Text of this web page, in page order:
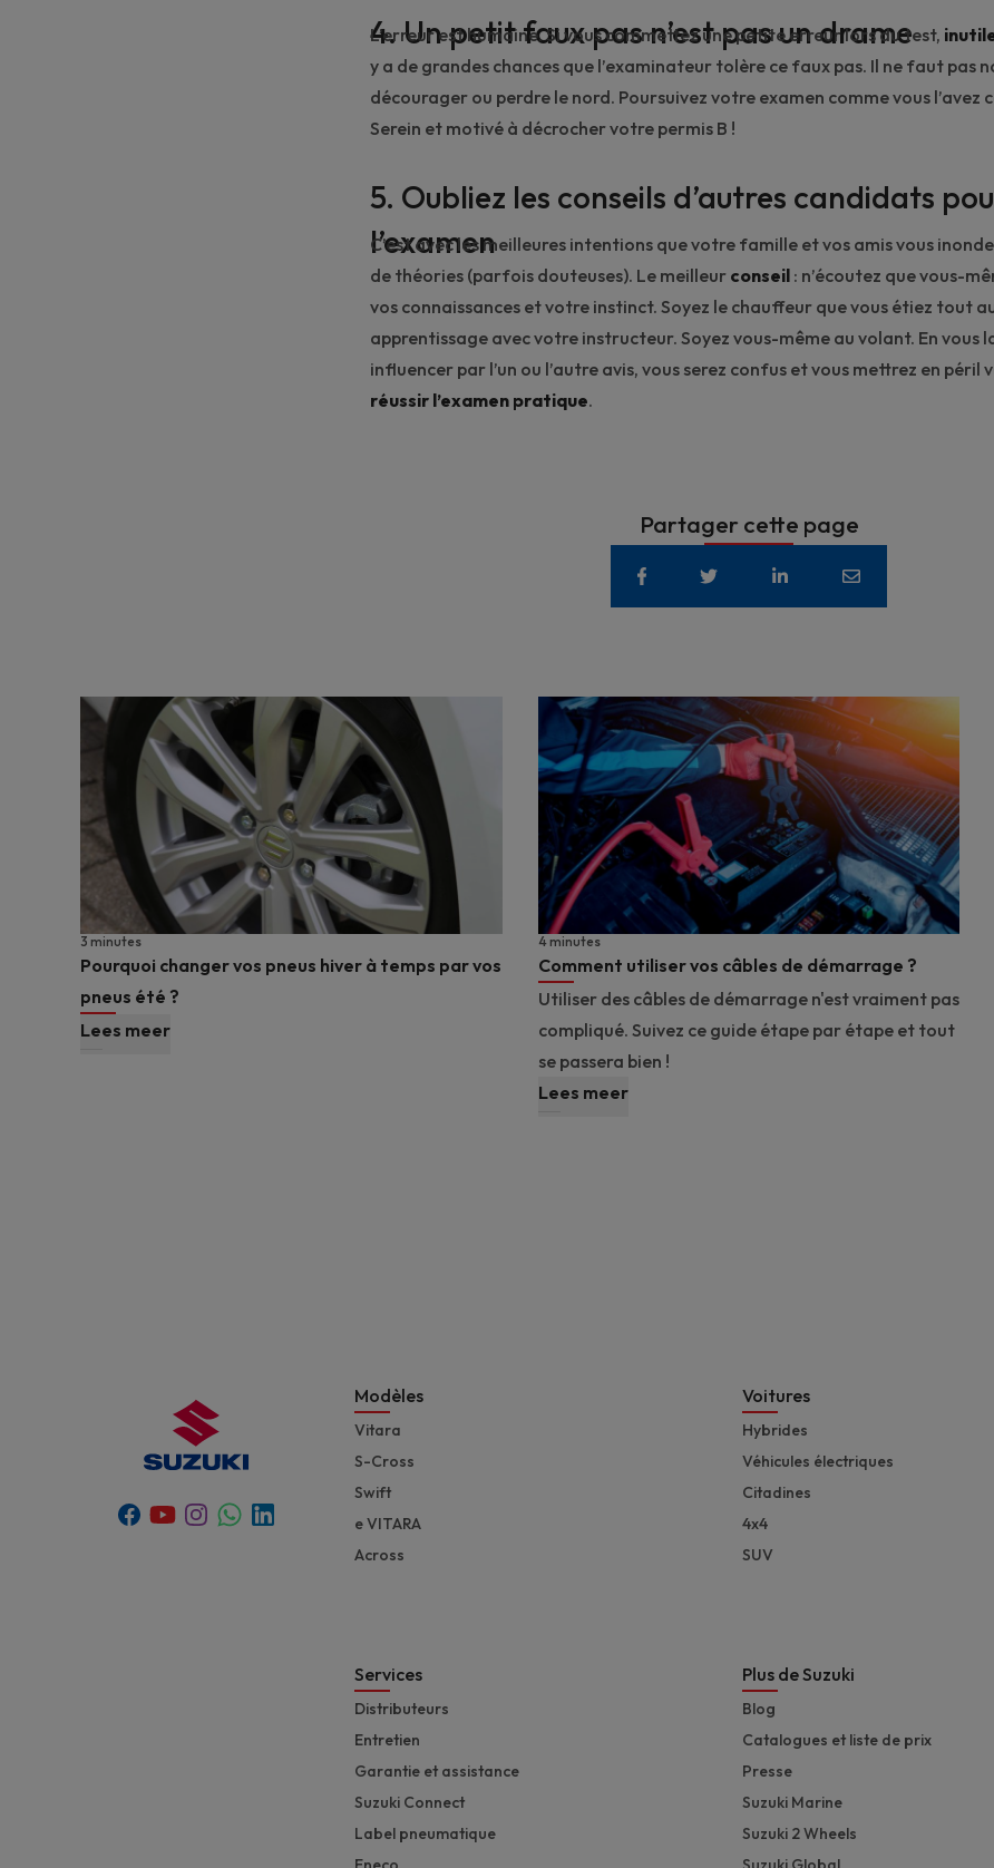
4. Un petit faux pas n’est pas un drame
L’erreur est humaine. Si vous commettez une petite erreur lors du test,
y a de grandes chances que l’examinateur tolère ce faux pas. Il ne faut pas
décourager ou perdre le nord. Poursuivez votre examen comme vous l’avez
Serein et motivé à décrocher votre permis B !
5. Oubliez les conseils d’autres candidats
l’examen
C’est avec les meilleures intentions que votre famille et vos amis vous
de théories (parfois douteuses). Le meilleur conseil : n’écoutez que vous-
vos connaissances et votre instinct. Soyez le chauffeur que vous étiez tout
apprentissage avec votre instructeur. Soyez vous-même au volant. En vous
influencer par l’un ou l’autre avis, vous serez confus et vous mettrez en péril
réussir l’examen pratique.
Partager cette page
Pourquoi changer vos pneus hiver à temps par vos
pneus été ?
3 minutes
Lees meer
Comment utiliser vos câbles de démarrage ?
4 minutes
Utiliser des câbles de démarrage n'est vraiment pas
compliqué. Suivez ce guide étape par étape et tout
se passera bien !
Lees meer
Facebook
YoutubeInstagram
Whatsapp
Linkedin
Modèles
Vitara
S-Cross
Swift
e VITARA
Across
Voitures
Hybrides
Véhicules électriques
Citadines
4x4
SUV
Services
Distributeurs
Entretien
Garantie et assistance
Suzuki Connect
Label pneumatique
Plus de Suzuki
Blog
Catalogues et liste de prix
Presse
Suzuki Marine
Suzuki 2 Wheels